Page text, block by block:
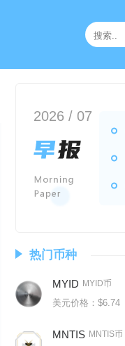
2026 / 07
热门币种
MYID MYID币
美元价格：$6.74
MNTIS MNTIS币